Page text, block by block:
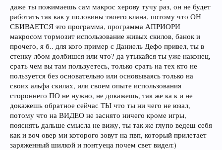
даже ты пожимаешь сам макрос херову тучу раз, он не будет
работать так как у половины твоего клана, потому что ОН
СБИВАЕТСЯ это программа, программа АПРИОРИ
макросом тормозит использование живых скилов, банок и
прочего, я б.. для кого пример с Даниель Дефо привел, ты в
стенку лбом долбишся или что? да утыкайся ты уже наконец,
срать чем вы там пользуетесь, только срать на тех кто не
пользуется без основательно или основываясь только на
своих альфа скилах, или своем опыте использования
стороннего ПО не нужно, не докажешь, так же ка к и не
докажешь обратное сейчас ТЫ что ты ни чего не юзал,
потому что на ВИДЕО не заснято ничего кроме игры,
пояснять дальше смысла не вижу, ты так же глупо ведеш себя
как и воч овер ми которого зовут на пвп, который прилетает
заряженный шилкой и понтуеца почем свет видел:)